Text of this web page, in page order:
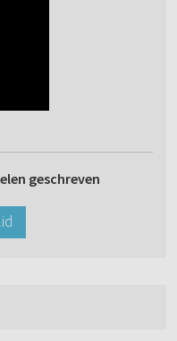
geschreven